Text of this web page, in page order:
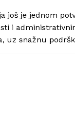
još je jednom
i
uz snažnu